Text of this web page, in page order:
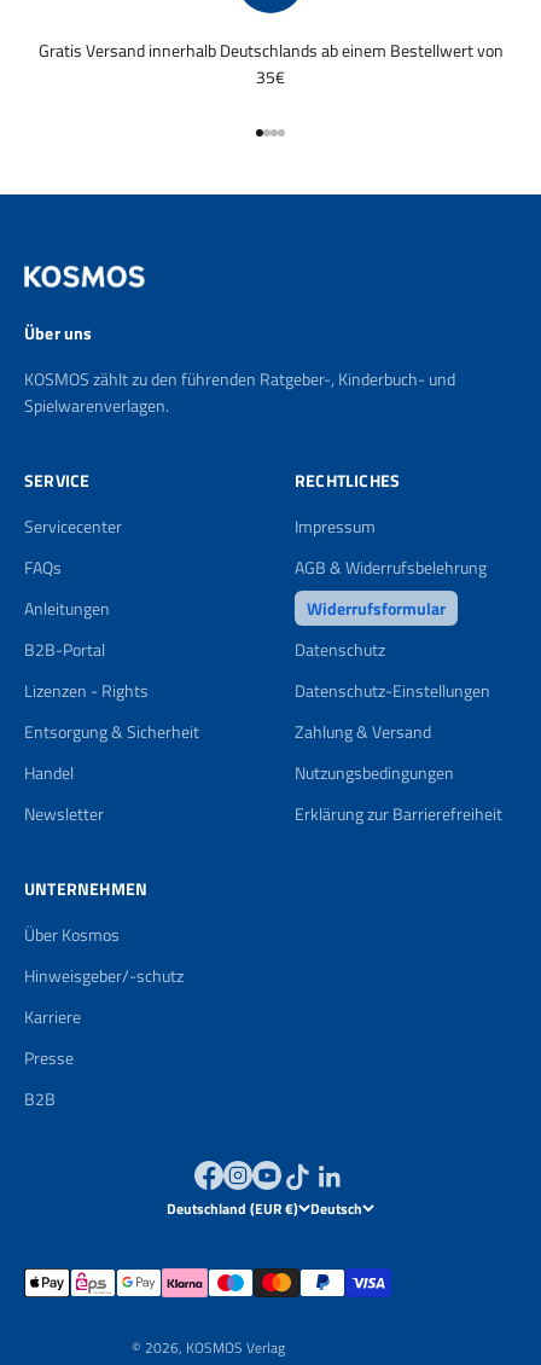
Gratis Versand innerhalb Deutschlands ab einem Bestellwert von
35€
Gehe zu Element 1
Gehe zu Element 2
Gehe zu Element 3
Gehe zu Element 4
Über uns
KOSMOS zählt zu den führenden Ratgeber-, Kinderbuch- und
Spielwarenverlagen.
SERVICE
Servicecenter
FAQs
Anleitungen
B2B-Portal
Lizenzen - Rights
Entsorgung & Sicherheit
Handel
Newsletter
RECHTLICHES
Impressum
AGB & Widerrufsbelehrung
Widerrufsformular
Datenschutz
Datenschutz-Einstellungen
Zahlung & Versand
Nutzungsbedingungen
Erklärung zur Barrierefreiheit
UNTERNEHMEN
Über Kosmos
Hinweisgeber/-schutz
Karriere
Presse
B2B
Deutschland (EUR €) Deutsch
© 2026, KOSMOS Verlag